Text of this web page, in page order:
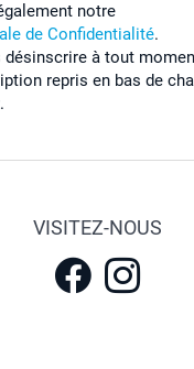
notre
de Confidentialité.
désinscrire à tout
repris en bas de
VISITEZ-NOUS